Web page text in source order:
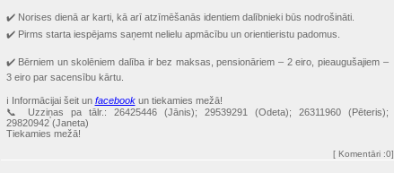
✔️ Norises dienā ar karti, kā arī atzīmēšanās identiem dalībnieki būs nodrošināti.
✔️ Pirms starta iespējams saņemt nelielu apmācību un orientieristu padomus.
✔️ Bērniem un skolēniem dalība ir bez maksas, pensionāriem – 2 eiro, pieaugušajiem –
3 eiro par sacensību kārtu.
ℹ️ Informācijai šeit un facebookun tiekamies mežā!
📞 Uzziņas pa tālr.: 26425446 (Jānis); 29539291 (Odeta); 26311960 (Pēteris);
29820942 (Janeta)
Tiekamies mežā!
[ Komentāri:0]